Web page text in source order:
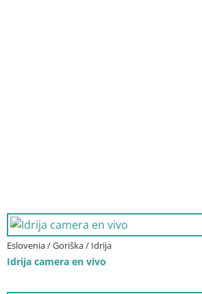
Eslovenia / Goriška / Idrija
Idrija camera en vivo